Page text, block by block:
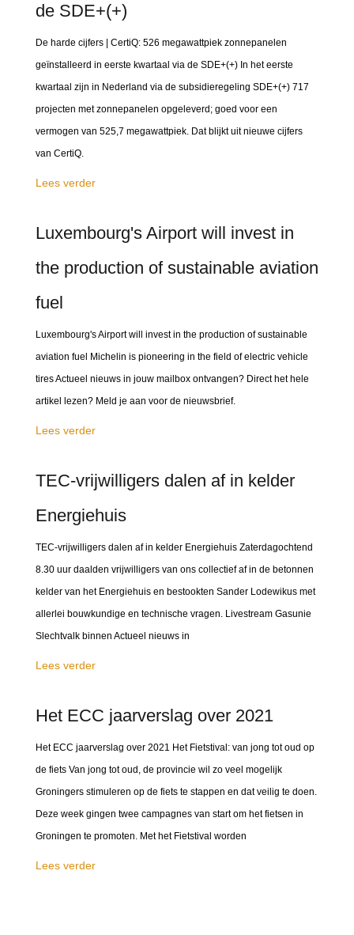
de SDE+(+)
De harde cijfers | CertiQ: 526 megawattpiek zonnepanelen
geïnstalleerd in eerste kwartaal via de SDE+(+) In het eerste
kwartaal zijn in Nederland via de subsidieregeling SDE+(+) 717
projecten met zonnepanelen opgeleverd; goed voor een
vermogen van 525,7 megawattpiek. Dat blijkt uit nieuwe cijfers
van CertiQ.
Lees verder
Luxembourg's Airport will invest in
the production of sustainable aviation
fuel
Luxembourg's Airport will invest in the production of sustainable
aviation fuel Michelin is pioneering in the field of electric vehicle
tires Actueel nieuws in jouw mailbox ontvangen? Direct het hele
artikel lezen? Meld je aan voor de nieuwsbrief.
Lees verder
TEC-vrijwilligers dalen af in kelder
Energiehuis
TEC-vrijwilligers dalen af in kelder Energiehuis Zaterdagochtend
8.30 uur daalden vrijwilligers van ons collectief af in de betonnen
kelder van het Energiehuis en bestookten Sander Lodewikus met
allerlei bouwkundige en technische vragen. Livestream Gasunie
Slechtvalk binnen Actueel nieuws in
Lees verder
Het ECC jaarverslag over 2021
Het ECC jaarverslag over 2021 Het Fietstival: van jong tot oud op
de fiets Van jong tot oud, de provincie wil zo veel mogelijk
Groningers stimuleren op de fiets te stappen en dat veilig te doen.
Deze week gingen twee campagnes van start om het fietsen in
Groningen te promoten. Met het Fietstival worden
Lees verder